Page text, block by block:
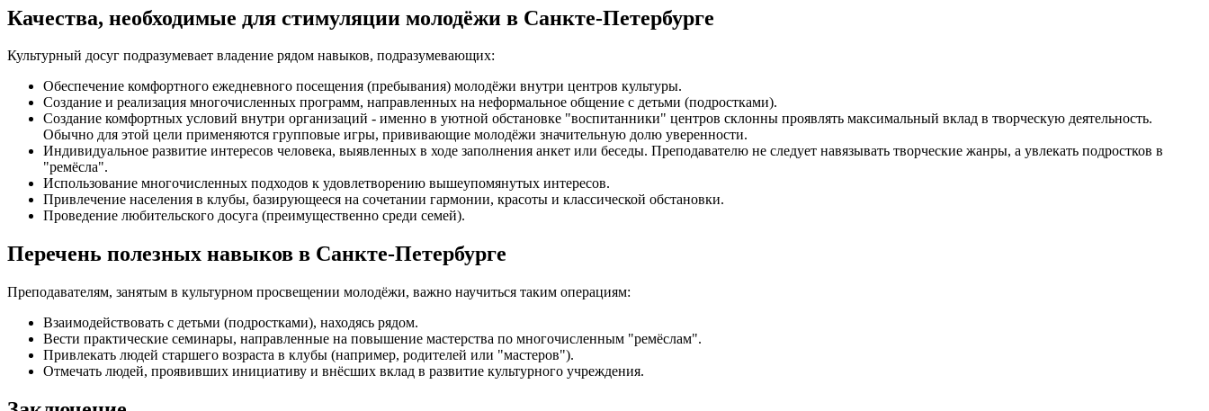
Качества, необходимые для стимуляции молодёжи в Санкте-Петербурге
Культурный досуг подразумевает владение рядом навыков, подразумевающих:
Обеспечение комфортного ежедневного посещения (пребывания) молодёжи внутри центров культуры.
Создание и реализация многочисленных программ, направленных на неформальное общение с детьми (подростками).
Создание комфортных условий внутри организаций - именно в уютной обстановке "воспитанники" центров склонны проявлять максимальный вклад в творческую деятельность.
Обычно для этой цели применяются групповые игры, прививающие молодёжи значительную долю уверенности.
Индивидуальное развитие интересов человека, выявленных в ходе заполнения анкет или беседы. Преподавателю не следует навязывать творческие жанры, а увлекать подростков в
"ремёсла".
Использование многочисленных подходов к удовлетворению вышеупомянутых интересов.
Привлечение населения в клубы, базирующееся на сочетании гармонии, красоты и классической обстановки.
Проведение любительского досуга (преимущественно среди семей).
Перечень полезных навыков в Санкте-Петербурге
Преподавателям, занятым в культурном просвещении молодёжи, важно научиться таким операциям:
Взаимодействовать с детьми (подростками), находясь рядом.
Вести практические семинары, направленные на повышение мастерства по многочисленным "ремёслам".
Привлекать людей старшего возраста в клубы (например, родителей или "мастеров").
Отмечать людей, проявивших инициативу и внёсших вклад в развитие культурного учреждения.